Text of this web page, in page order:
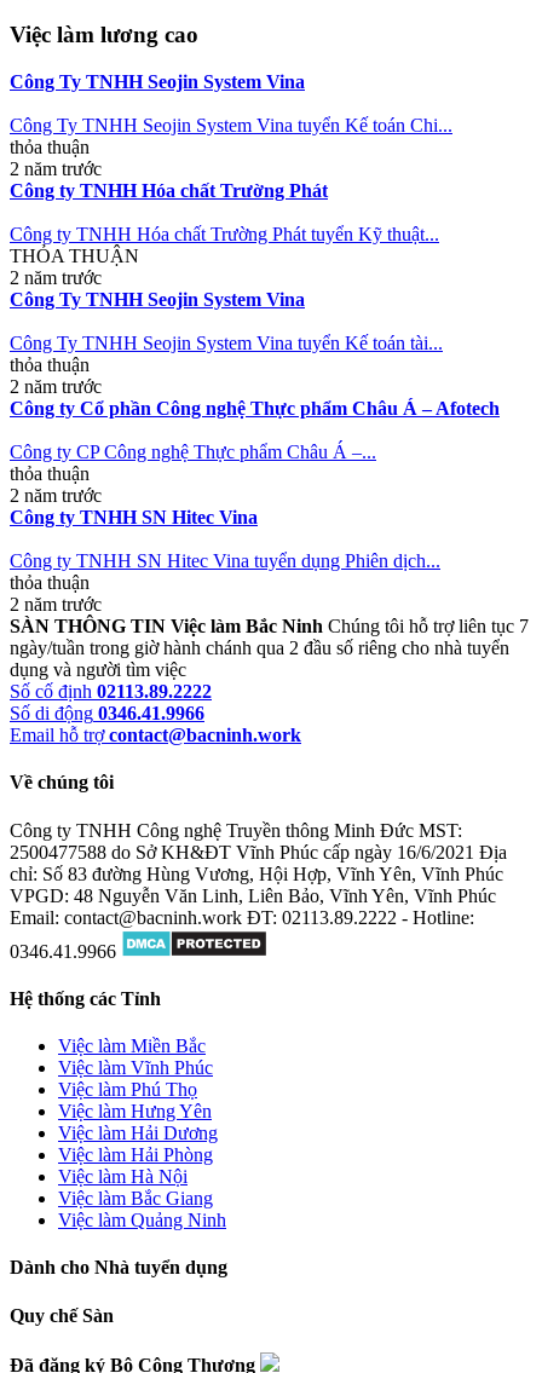
Việc làm lương cao
Công Ty TNHH Seojin System Vina
Công Ty TNHH Seojin System Vina tuyển Kế toán Chi...
thỏa thuận
2 năm trước
Công ty TNHH Hóa chất Trường Phát
Công ty TNHH Hóa chất Trường Phát tuyển Kỹ thuật...
THỎA THUẬN
2 năm trước
Công Ty TNHH Seojin System Vina
Công Ty TNHH Seojin System Vina tuyển Kế toán tài...
thỏa thuận
2 năm trước
Công ty Cổ phần Công nghệ Thực phẩm Châu Á – Afotech
Công ty CP Công nghệ Thực phẩm Châu Á –...
thỏa thuận
2 năm trước
Công ty TNHH SN Hitec Vina
Công ty TNHH SN Hitec Vina tuyển dụng Phiên dịch...
thỏa thuận
2 năm trước
SÀN THÔNG TIN Việc làm Bắc Ninh Chúng tôi hỗ trợ liên tục 7
ngày/tuần trong giờ hành chánh qua 2 đầu số riêng cho nhà tuyển
dụng và người tìm việc
Số cố định 02113.89.2222
Số di động 0346.41.9966
Email hỗ trợ contact@bacninh.work
Về chúng tôi
Công ty TNHH Công nghệ Truyền thông Minh Đức MST:
2500477588 do Sở KH&ĐT Vĩnh Phúc cấp ngày 16/6/2021 Địa
chỉ: Số 83 đường Hùng Vương, Hội Hợp, Vĩnh Yên, Vĩnh Phúc
VPGD: 48 Nguyễn Văn Linh, Liên Bảo, Vĩnh Yên, Vĩnh Phúc
Email: contact@bacninh.work ĐT: 02113.89.2222 - Hotline:
0346.41.9966
Hệ thống các Tỉnh
Việc làm Miền Bắc
Việc làm Vĩnh Phúc
Việc làm Phú Thọ
Việc làm Hưng Yên
Việc làm Hải Dương
Việc làm Hải Phòng
Việc làm Hà Nội
Việc làm Bắc Giang
Việc làm Quảng Ninh
Dành cho Nhà tuyển dụng
Quy chế Sàn
Đã đăng ký Bộ Công Thương